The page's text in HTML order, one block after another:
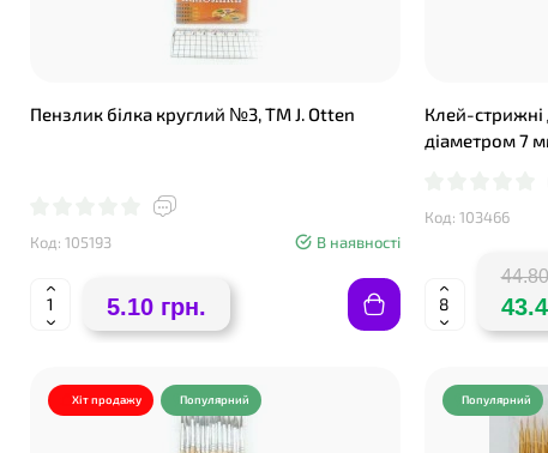
Пензлик білка круглий №3, ТМ J. Otten
Код: 105193 В наявності
5.10 грн.
Клей-стрижні
діаметром 7
Код: 103466
Хіт продажу Популярний Популярний